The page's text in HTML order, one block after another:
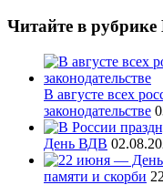
Читайте в рубрике
В августе всех
законодательстве
День ВДВ
памяти и скорби